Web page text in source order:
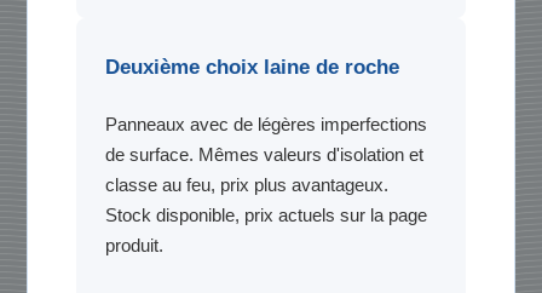
Deuxième choix laine de roche
Panneaux avec de légères imperfections
de surface. Mêmes valeurs d'isolation et
classe au feu, prix plus avantageux.
Stock disponible, prix actuels sur la page
produit.